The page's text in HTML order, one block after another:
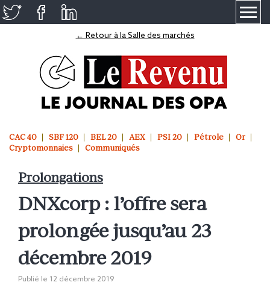
← Retour à la Salle des marchés
CAC 40 SBF 120 BEL 20 AEX PSI 20 Pétrole
Or
Cryptomonnaies
Communiqués
Prolongations
DNXcorp : l’offre sera
prolongée jusqu’au 23
décembre 2019
Publié le 12 décembre 2019